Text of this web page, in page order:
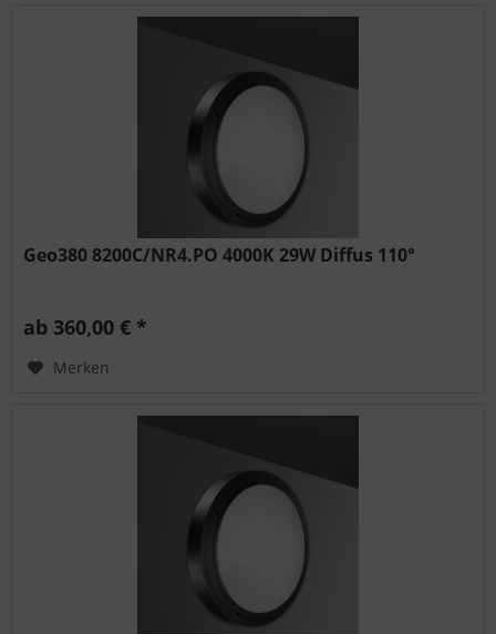
Geo380 8200C/NR4.PO 4000K 29W Diffus 110°
ab 360,00 € *
Merken